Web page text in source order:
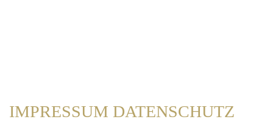
IMPRESSUM DATENSCHUTZ